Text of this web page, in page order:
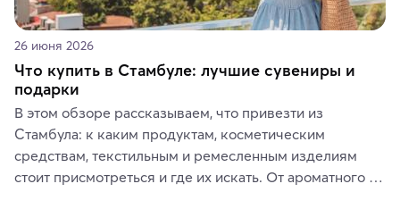
26 июня 2026
Что купить в Стамбуле: лучшие сувениры и
подарки
В этом обзоре рассказываем, что привезти из
Стамбула: к каким продуктам, косметическим
средствам, текстильным и ремесленным изделиям
стоит присмотреться и где их искать. От ароматного